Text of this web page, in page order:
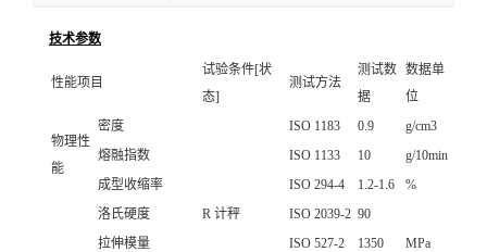
技术参数
性能项目
试验条件[状
态]
测试方法
测试数
据
数据单
位
物理性
能
密度 ISO 1183 0.9
g/cm3
熔融指数
ISO 1133 10
g/10min
成型收缩率
ISO 294-4 1.2-1.6 %
洛氏硬度 R 计秤 ISO 2039-2 90
拉伸模量
ISO 527-2 1350
MPa